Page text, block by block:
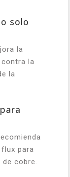
solo
la
la
la
para
cobre.